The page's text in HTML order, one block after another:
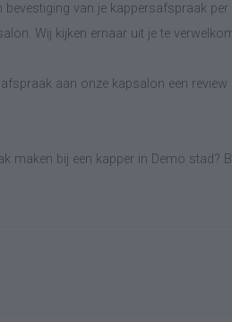
bevestiging van je kappersafspraak
Wij kijken ernaar uit je te
aan onze kapsalon een
maken bij een kapper in Demo stad?